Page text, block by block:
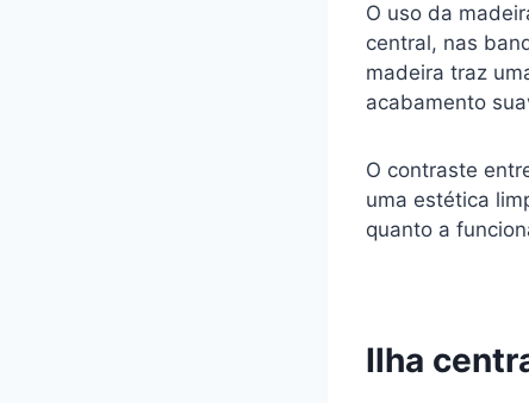
O uso da
central, nas
madeira traz
acabamento
O contraste
uma estética
quanto a
Ilha